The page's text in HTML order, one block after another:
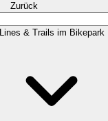
Zurück
Lines & Trails im Bikepark